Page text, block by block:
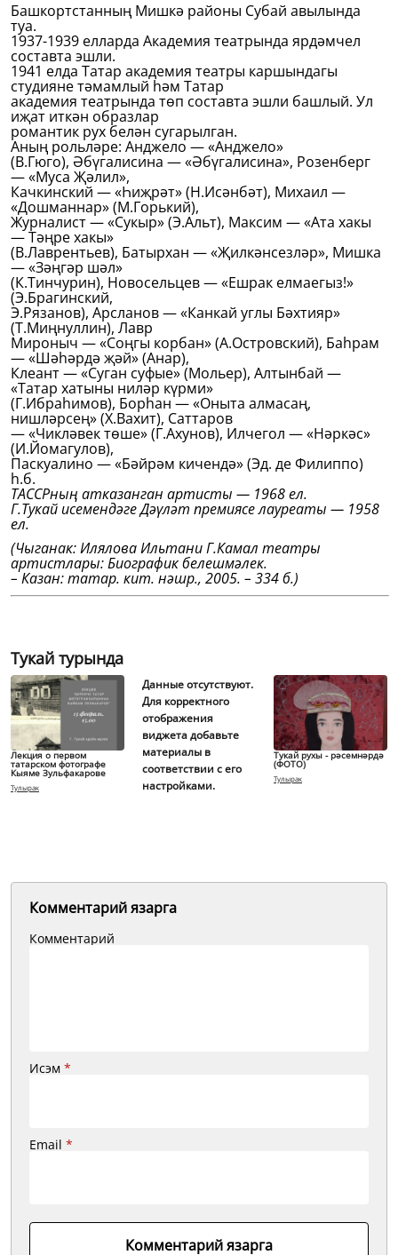
Башкортстанның Мишкә районы Субай авылында
туа.
1937-1939 елларда Академия театрында ярдәмчел
составта эшли.
1941 елда Татар академия театры каршындагы
студияне тәмамлый һәм Татар
академия театрында төп составта эшли башлый. Ул
иҗат иткән образлар
романтик рух белән сугарылган.
Аның рольләре: Анджело — «Анджело»
(В.Гюго), Әбүгалисина — «Әбүгалисина», Розенберг
— «Муса Җәлил»,
Качкинский — «Һиҗрәт» (Н.Исәнбәт), Михаил —
«Дошманнар» (М.Горький),
Журналист — «Сукыр» (Э.Альт), Максим — «Ата хакы
— Тәңре хакы»
(В.Лаврентьев), Батырхан — «Җилкәнсезләр», Мишка
— «Зәңгәр шәл»
(К.Тинчурин), Новосельцев — «Ешрак елмаегыз!»
(Э.Брагинский,
Э.Рязанов), Арсланов — «Канкай углы Бәхтияр»
(Т.Миңнуллин), Лавр
Мироныч — «Соңгы корбан» (А.Островский), Баһрам
— «Шәһәрдә җәй» (Анар),
Клеант — «Суган суфые» (Мольер), Алтынбай —
«Татар хатыны ниләр күрми»
(Г.Ибраһимов), Борһан — «Оныта алмасаң,
нишләрсең» (Х.Вахит), Саттаров
— «Чикләвек төше» (Г.Ахунов), Илчегол — «Нәркәс»
(И.Йомагулов),
Паскуалино — «Бәйрәм кичендә» (Эд. де Филиппо)
һ.б.
ТАССРның атказанган артисты — 1968 ел.
Г.Тукай исемендәге Дәүләт премиясе лауреаты — 1958
ел.
(Чыганак: Илялова Ильтани Г.Камал театры
артистлары: Биографик белешмәлек.
– Казан: татар. кит. нәшр., 2005. – 334 б.)
Тукай турында
Лекция о первом
татарском фотографе
Кыяме Зульфакарове
Тулырак
Данные отсутствуют.
Для корректного
отображения
виджета добавьте
материалы в
соответствии с его
настройками.
Тукай рухы - рәсемнәрдә
(ФОТО)
Тулырак
Комментарий язарга
Комментарий
Исэм *
Email *
Комментарий язарга